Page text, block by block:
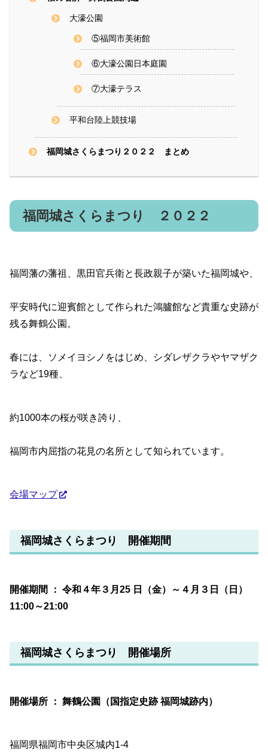
大濠公園
⑤福岡市美術館
⑥大濠公園日本庭園
⑦大濠テラス
平和台陸上競技場
福岡城さくらまつり２０２２ まとめ
福岡城さくらまつり ２０２２
福岡藩の藩祖、黒田官兵衛と長政親子が築いた福岡城や、
平安時代に迎賓館として作られた鴻臚館など貴重な史跡が
残る舞鶴公園。
春には、ソメイヨシノをはじめ、シダレザクラやヤマザク
ラなど19種、
約1000本の桜が咲き誇り、
福岡市内屈指の花見の名所として知られています。
会場マップ
福岡城さくらまつり 開催期間
開催期間 ： 令和４年３月25 日（金）～４月３日（日）
11:00～21:00
福岡城さくらまつり 開催場所
開催場所 ： 舞鶴公園（国指定史跡 福岡城跡内）
福岡県福岡市中央区城内1-4